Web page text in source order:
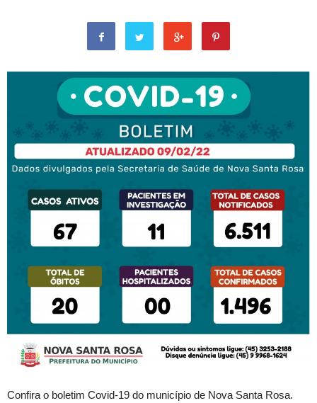
Confira o boletim Covid-19 do município de Nova Santa Rosa.